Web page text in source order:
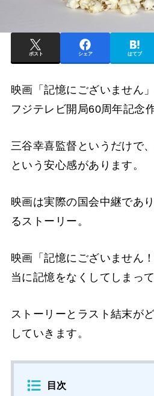
ポスト シェア はてブ
映画「記憶にございません
フジテレビ開局60周年記念
三谷幸喜監督というだけで
という安心感があります。
映画は実際の国会中継であ
るストーリー。
映画「記憶にございません
当に記憶をなくしてしまっ
ストーリーとラスト結末が
していきます。
目次